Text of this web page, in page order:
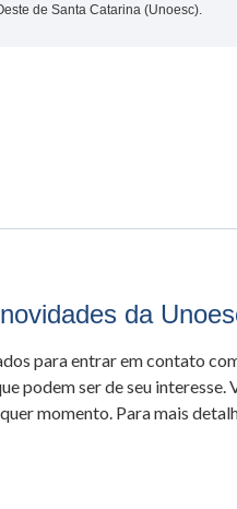
de Santa Catarina (Unoesc).
da
para entrar em contato
podem ser de seu interesse.
momento. Para mais